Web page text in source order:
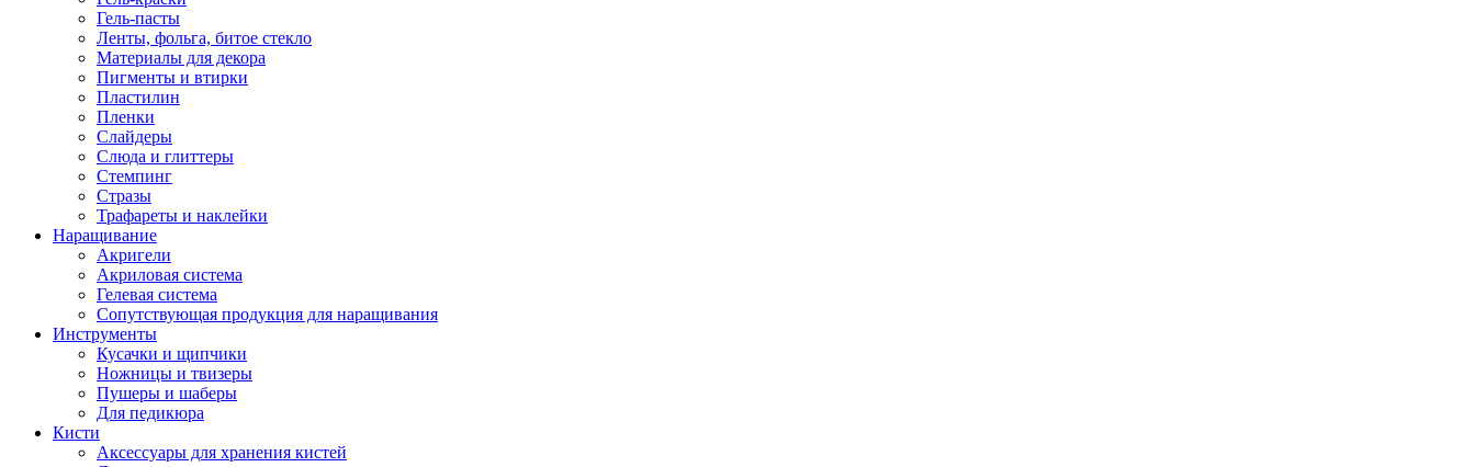
Гель-пасты
Ленты, фольга, битое стекло
Материалы для декора
Пигменты и втирки
Пластилин
Пленки
Слайдеры
Слюда и глиттеры
Стемпинг
Стразы
Трафареты и наклейки
Наращивание
Акригели
Акриловая система
Гелевая система
Сопутствующая продукция для наращивания
Инструменты
Кусачки и щипчики
Ножницы и твизеры
Пушеры и шаберы
Для педикюра
Кисти
Аксессуары для хранения кистей